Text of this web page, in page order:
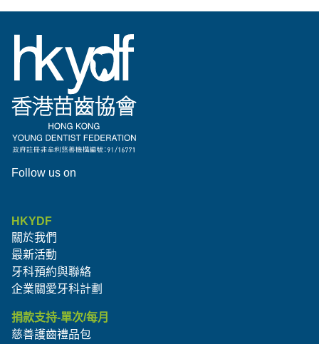
Follow us on
HKYDF
關於我們
最新活動
牙科預約與聯絡
企業關愛牙科計劃
捐款支持-單次/每月
慈善護齒禮品包